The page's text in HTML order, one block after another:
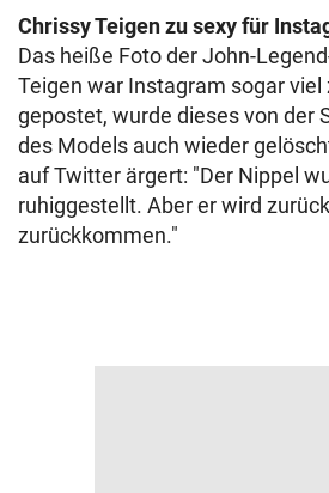
Chrissy Teigen zu sexy für
Das heiße Foto der John-
Teigen war Instagram sogar viel
gepostet, wurde dieses von der
des Models auch wieder
auf Twitter ärgert: "Der Nippel
ruhiggestellt. Aber er wird
zurückkommen."